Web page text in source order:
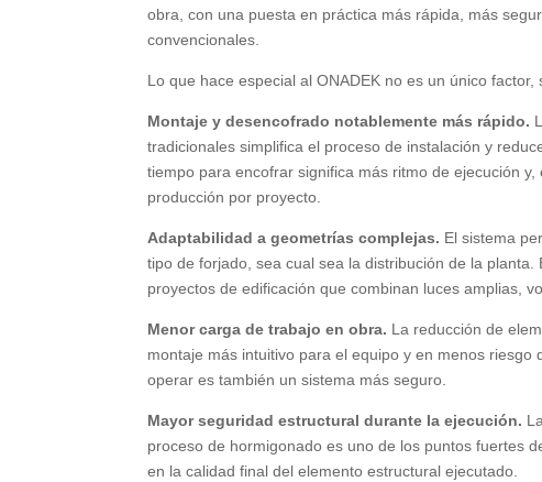
obra, con una puesta en práctica más rápida, más
convencionales.
Lo que hace especial al ONADEK no es un único factor,
Montaje y desencofrado notablemente más rápido.
tradicionales simplifica el proceso de instalación y
tiempo para encofrar significa más ritmo de ejecución
producción por proyecto.
Adaptabilidad a geometrías complejas. El sistema
tipo de forjado, sea cual sea la distribución de la
proyectos de edificación que combinan luces amplias,
Menor carga de trabajo en obra. La reducción de
montaje más intuitivo para el equipo y en menos riesgo
operar es también un sistema más seguro.
Mayor seguridad estructural durante la ejecución.
proceso de hormigonado es uno de los puntos fuertes
en la calidad final del elemento estructural ejecutado.